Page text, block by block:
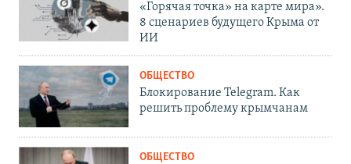
«Горячая точка» на карте мира».
8 сценариев будущего Крыма от
ИИ
ОБЩЕСТВО
Блокирование Telegram. Как
решить проблему крымчанам
ОБЩЕСТВО